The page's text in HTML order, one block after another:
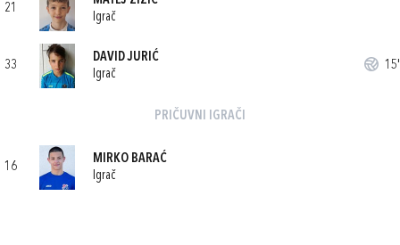
21
Igrač
33
DAVID JURIĆ
Igrač
15'
PRIČUVNI IGRAČI
16
MIRKO BARAĆ
Igrač